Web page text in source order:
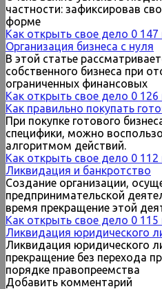
частности: зафиксировав
форме
Как открыть свое дело 0 147
Организация бизнеса с нуля
В этой статье
собственного бизнеса при
ограниченных финансовых
Как открыть свое дело 0 126
Как правильно покупать
При покупке готового
специфики, можно
алгоритмом действий.
Как открыть свое дело 0 112
Ликвидация и банкротство
Создание организации,
предпринимательской
время прекращение этой
Как открыть свое дело 0 115
Ликвидация юридического
Ликвидация юридического
прекращение без перехода
порядке правопреемства
Добавить комментарий